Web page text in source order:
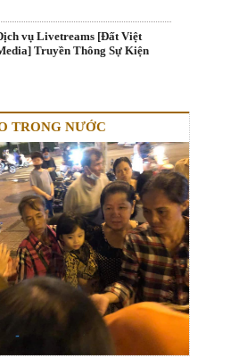
vụ Livetreams [Đất Việt
Truyền Thông Sự Kiện
TRONG NƯỚC